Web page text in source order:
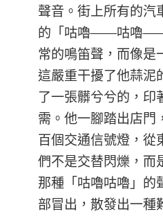
聲音。街上所有的汽
的「咕嚕——咕嚕——
常的鳴笛聲，而像是
這嚴重干擾了他蒜泥
了一張髒兮兮的，印
需。他一腳踏出店門
百個交通信號燈，從
們不是交替閃爍，而
那種「咕嚕咕嚕」的
部冒出，散發出一